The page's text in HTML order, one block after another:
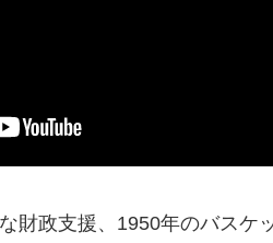
財政支援、1950年のバスケ